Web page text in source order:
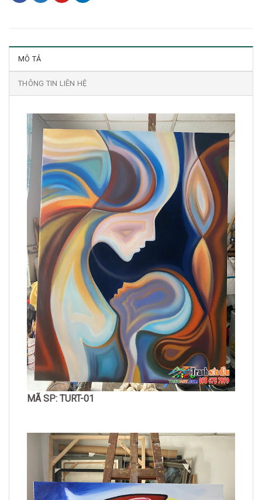
MÔ TẢ
THÔNG TIN LIÊN HỆ
MÃ SP: TURT-01